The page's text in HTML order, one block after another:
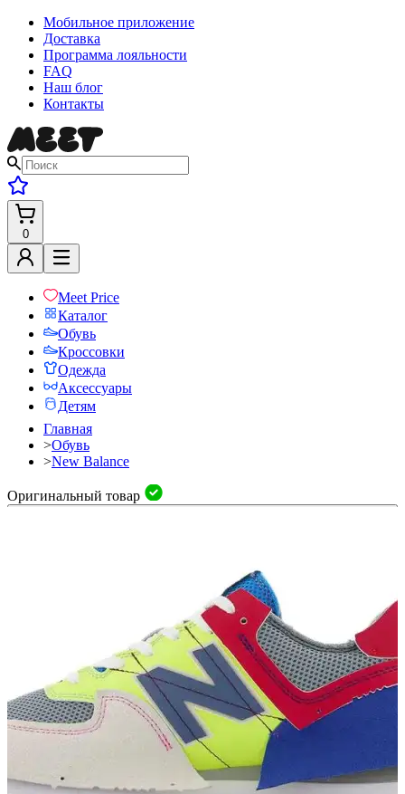
Мобильное приложение
Доставка
Программа лояльности
FAQ
Наш блог
Контакты
0
Meet Price
Каталог
Обувь
Кроссовки
Одежда
Аксессуары
Детям
Главная
>Обувь
>New Balance
Оригинальный товар